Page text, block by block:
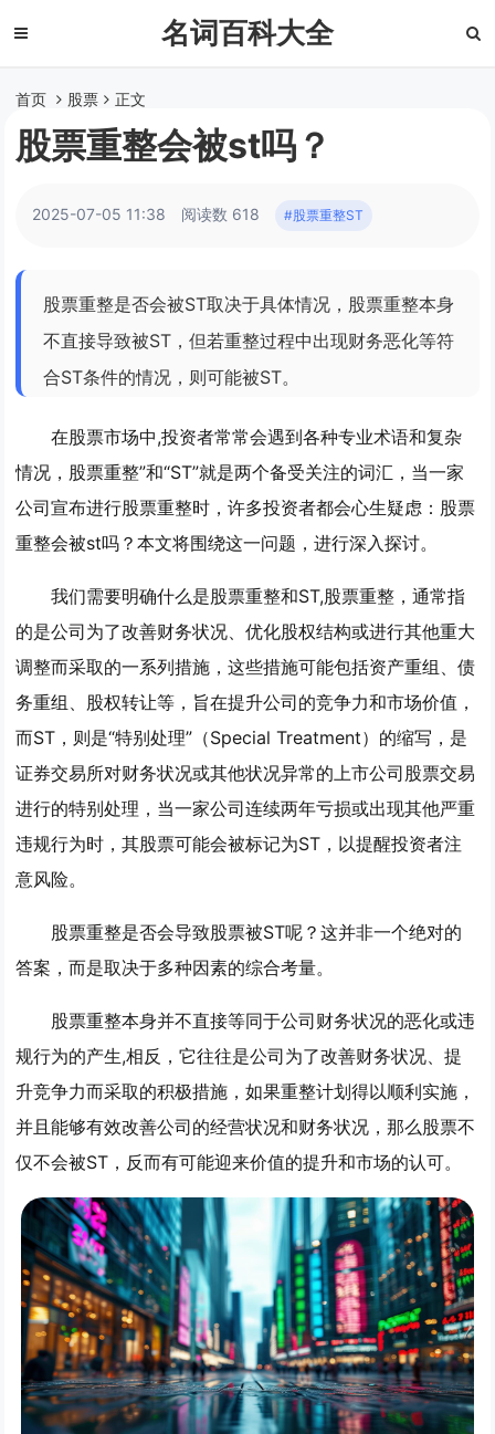
名词百科大全
首页 股票 正文
股票重整会被st吗？
2025-07-05 11:38 阅读数 618 #股票重整ST
股票重整是否会被ST取决于具体情况，股票重整本身
不直接导致被ST，但若重整过程中出现财务恶化等符
合ST条件的情况，则可能被ST。
在股票市场中,投资者常常会遇到各种专业术语和复杂
情况，股票重整”和“ST”就是两个备受关注的词汇，当一家
公司宣布进行股票重整时，许多投资者都会心生疑虑：股票
重整会被st吗？本文将围绕这一问题，进行深入探讨。
我们需要明确什么是股票重整和ST,股票重整，通常指
的是公司为了改善财务状况、优化股权结构或进行其他重大
调整而采取的一系列措施，这些措施可能包括资产重组、债
务重组、股权转让等，旨在提升公司的竞争力和市场价值，
而ST，则是“特别处理”（Special Treatment）的缩写，是
证券交易所对财务状况或其他状况异常的上市公司股票交易
进行的特别处理，当一家公司连续两年亏损或出现其他严重
违规行为时，其股票可能会被标记为ST，以提醒投资者注
意风险。
股票重整是否会导致股票被ST呢？这并非一个绝对的
答案，而是取决于多种因素的综合考量。
股票重整本身并不直接等同于公司财务状况的恶化或违
规行为的产生,相反，它往往是公司为了改善财务状况、提
升竞争力而采取的积极措施，如果重整计划得以顺利实施，
并且能够有效改善公司的经营状况和财务状况，那么股票不
仅不会被ST，反而有可能迎来价值的提升和市场的认可。